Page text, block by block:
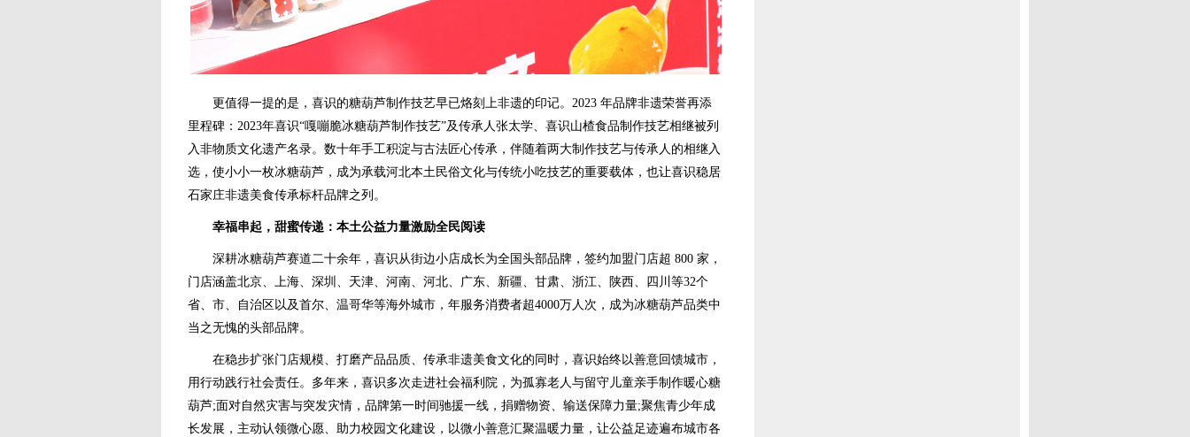
更值得一提的是，喜识的糖葫芦制作技艺早已烙刻上非遗的印记。2023 年品牌非遗荣誉再添
里程碑：2023年喜识“嘎嘣脆冰糖葫芦制作技艺”及传承人张太学、喜识山楂食品制作技艺相继被列
入非物质文化遗产名录。数十年手工积淀与古法匠心传承，伴随着两大制作技艺与传承人的相继入
选，使小小一枚冰糖葫芦，成为承载河北本土民俗文化与传统小吃技艺的重要载体，也让喜识稳居
石家庄非遗美食传承标杆品牌之列。
幸福串起，甜蜜传递：本土公益力量激励全民阅读
深耕冰糖葫芦赛道二十余年，喜识从街边小店成长为全国头部品牌，签约加盟门店超 800 家，
门店涵盖北京、上海、深圳、天津、河南、河北、广东、新疆、甘肃、浙江、陕西、四川等32个
省、市、自治区以及首尔、温哥华等海外城市，年服务消费者超4000万人次，成为冰糖葫芦品类中
当之无愧的头部品牌。
在稳步扩张门店规模、打磨产品品质、传承非遗美食文化的同时，喜识始终以善意回馈城市，
用行动践行社会责任。多年来，喜识多次走进社会福利院，为孤寡老人与留守儿童亲手制作暖心糖
葫芦;面对自然灾害与突发灾情，品牌第一时间驰援一线，捐赠物资、输送保障力量;聚焦青少年成
长发展，主动认领微心愿、助力校园文化建设，以微小善意汇聚温暖力量，让公益足迹遍布城市各